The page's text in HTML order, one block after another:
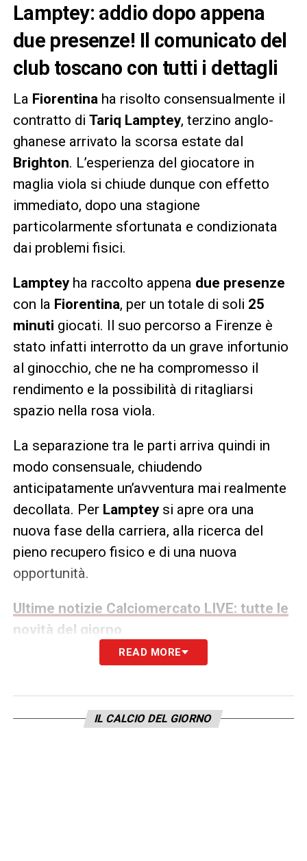
Lamptey: addio dopo appena
due presenze! Il comunicato del
club toscano con tutti i dettagli
La Fiorentina ha risolto consensualmente il
contratto di Tariq Lamptey, terzino anglo-
ghanese arrivato la scorsa estate dal
Brighton. L’esperienza del giocatore in
maglia viola si chiude dunque con effetto
immediato, dopo una stagione
particolarmente sfortunata e condizionata
dai problemi fisici.
Lampteyha raccolto appena due presenze
con la Fiorentina, per un totale di soli 25
minuti giocati. Il suo percorso a Firenze è
stato infatti interrotto da un grave infortunio
al ginocchio, che ne ha compromesso il
rendimento e la possibilità di ritagliarsi
spazio nella rosa viola.
La separazione tra le parti arriva quindi in
modo consensuale, chiudendo
anticipatamente un’avventura mai realmente
decollata. Per Lampteysi apre ora una
nuova fase della carriera, alla ricerca del
pieno recupero fisico e di una nuova
opportunità.
Ultime notizie Calciomercato LIVE: tutte le
novità del giorno
IL COMUNICATO– «ACF Fiorentina
il contratto che legava il Club al calciatore
Tariq Lamptey».
READ MORE
IL CALCIO DEL GIORNO